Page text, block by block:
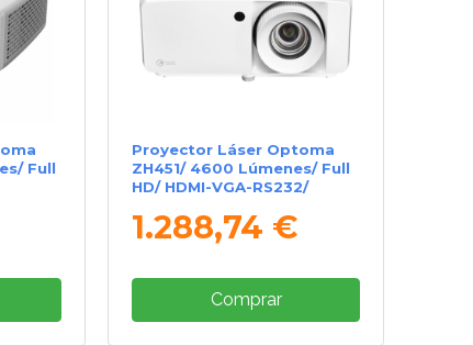
Full
Proyector Láser Optoma
ZH451/ 4600 Lúmenes/ Full
HD/ HDMI-VGA-RS232/
1.288,74 €
Comprar